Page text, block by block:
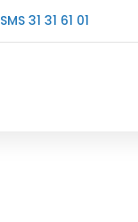
SMS 31 31 61 01